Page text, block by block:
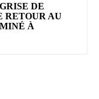
DE
RETOUR AU
À